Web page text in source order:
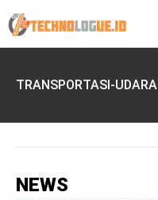
TRANSPORTASI-UDARA
NEWS